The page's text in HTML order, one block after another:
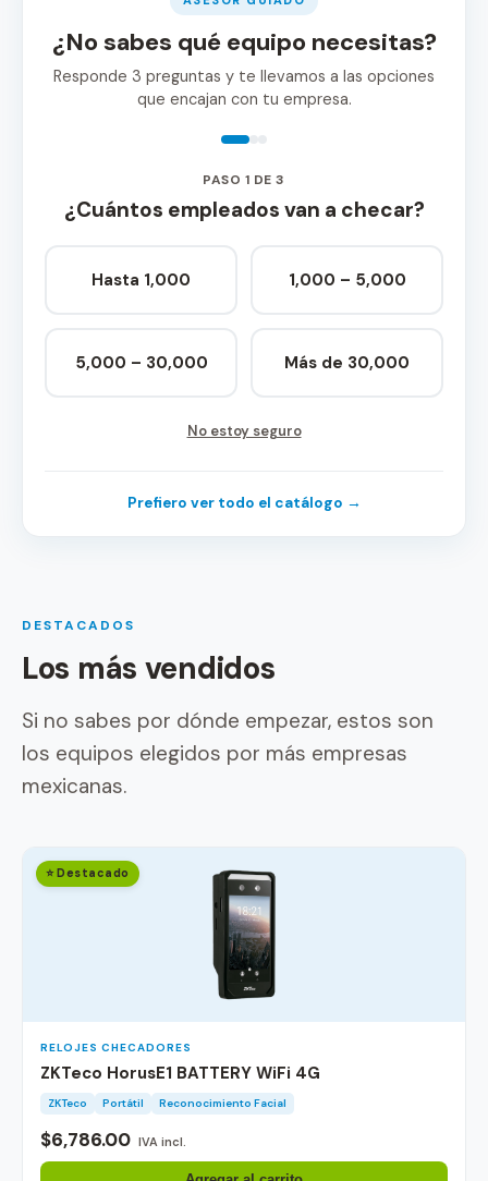
¿No sabes qué equipo necesitas?
Responde 3 preguntas y te llevamos a las opciones
que encajan con tu empresa.
PASO 1 DE 3
¿Cuántos empleados van a checar?
Hasta 1,000 1,000 – 5,000
5,000 – 30,000 Más de 30,000
No estoy seguro
Prefiero ver todo el catálogo →
DESTACADOS
Los más vendidos
Si no sabes por dónde empezar, estos son
los equipos elegidos por más empresas
mexicanas.
⭐ Destacado
RELOJES CHECADORES
ZKTeco HorusE1 BATTERY WiFi 4G
ZKTeco Portátil Reconocimiento Facial
$6,786.00 IVA incl.